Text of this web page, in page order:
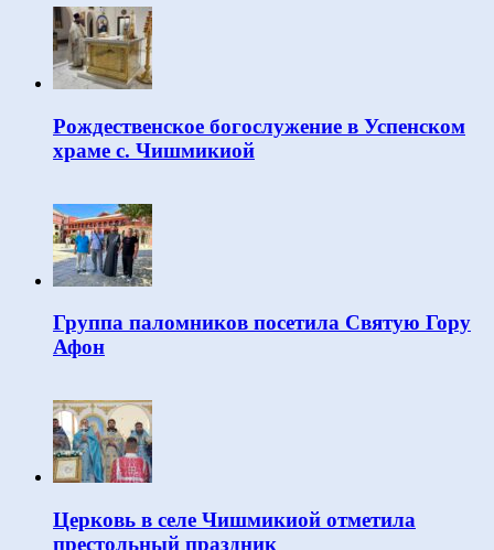
Рождественское богослужение в Успенском
храме с. Чишмикиой
Группа паломников посетила Святую Гору
Афон
Церковь в селе Чишмикиой отметила
престольный праздник